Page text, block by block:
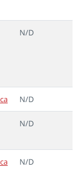
N/D
N/D
N/D
N/D